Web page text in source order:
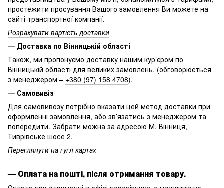
простежити просування Вашого замовлення Ви можете на
сайті транспортної компанії.
Розрахувати вартість доставки
— Доставка по Вінницькій області
Також, ми пропонуємо доставку нашим кур’єром по
Вінницькій області для великих замовлень. (обговорюється
з менеджером – +380 (97) 158 4708).
— Самовивіз
Для самовивозу потрібно вказати цей метод доставки при
оформленні замовлення, або зв’язатись з менеджером та
попередити. Забрати можна за адресою М. Вінниця,
Тиврівське шосе 2.
Переглянути на гугл картах
— Оплата на пошті, після отримання товару.